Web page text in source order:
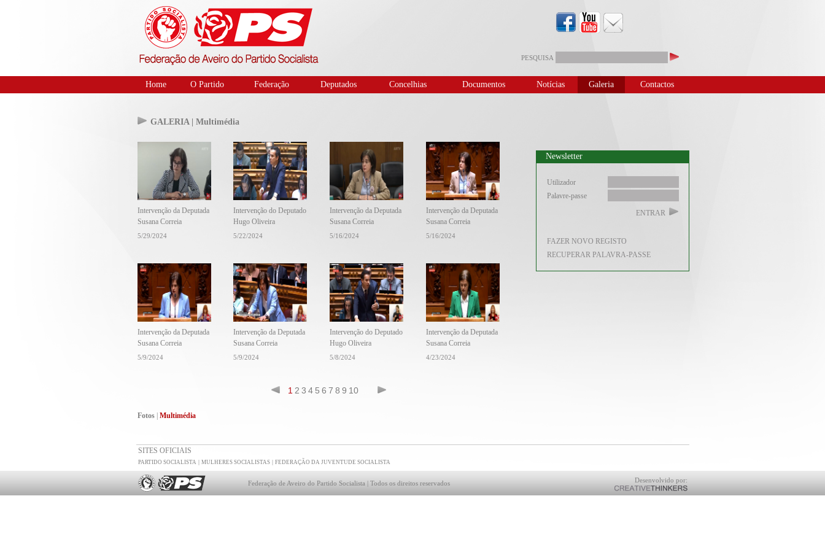
PESQUISA
Home O Partido Federação Deputados Concelhias Documentos Notícias Galeria Contactos
GALERIA | Multimédia
Intervenção da Deputada
Susana Correia
5/29/2024
Intervenção do Deputado
Hugo Oliveira
5/22/2024
Intervenção da Deputada
Susana Correia
5/16/2024
Intervenção da Deputada
Susana Correia
5/16/2024
Intervenção da Deputada
Susana Correia
5/9/2024
Intervenção da Deputada
Susana Correia
5/9/2024
Intervenção do Deputado
Hugo Oliveira
5/8/2024
Intervenção da Deputada
Susana Correia
4/23/2024
1 2 3 4 5 6 7 8 9 10
Fotos| Multimédia
Newsletter
Utilizador
Palavre-passe
ENTRAR
FAZER NOVO REGISTO
RECUPERAR PALAVRA-PASSE
SITES OFICIAIS
PARTIDO SOCIALISTA | MULHERES SOCIALISTAS | FEDERAÇÃO DA JUVENTUDE SOCIALISTA
Federação de Aveiro do Partido Socialista | Todos os direitos reservados Desenvolvido por: